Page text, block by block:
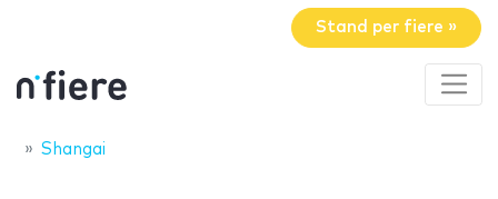
Stand per fiere »
Shangai